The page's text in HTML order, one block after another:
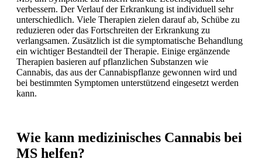
verbessern. Der Verlauf der Erkrankung ist individuell sehr
unterschiedlich. Viele Therapien zielen darauf ab, Schübe zu
reduzieren oder das Fortschreiten der Erkrankung zu
verlangsamen. Zusätzlich ist die symptomatische Behandlung
ein wichtiger Bestandteil der Therapie. Einige ergänzende
Therapien basieren auf pflanzlichen Substanzen wie
Cannabis, das aus der Cannabispflanze gewonnen wird und
bei bestimmten Symptomen unterstützend eingesetzt werden
kann.
Wie kann medizinisches Cannabis bei
MS helfen?